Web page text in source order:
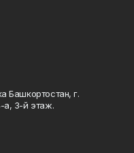
Башкортостан, г.
а, 3-й этаж.